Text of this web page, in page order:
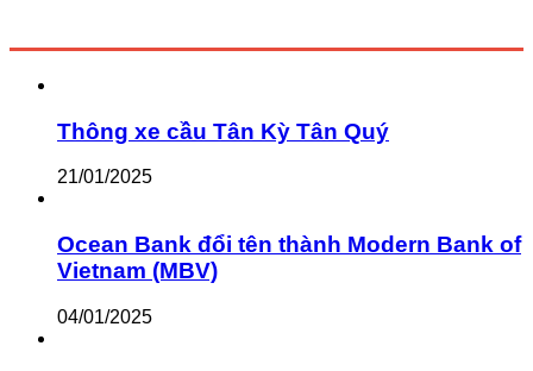
Thông xe cầu Tân Kỳ Tân Quý
21/01/2025
Ocean Bank đổi tên thành Modern Bank of
Vietnam (MBV)
04/01/2025